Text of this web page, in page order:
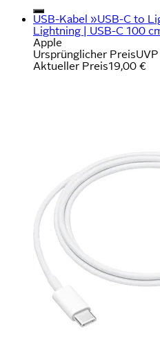
USB-Kabel »USB-C to
Lightning | USB-C 100
Apple
Ursprünglicher Preis
Aktueller Preis19,00 €